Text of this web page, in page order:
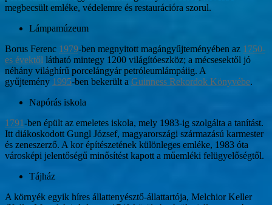
megbecsült emléke, védelemre és restaurációra szorul.
Lámpamúzeum
Borus Ferenc 1979-ben megnyitott magángyűjteményében az 1750-
es évektől látható mintegy 1200 világítóeszköz; a mécsesektől jó
néhány világhírű porcelángyár petróleumlámpáiig. A
gyűjtemény 1995-ben bekerült a Guinness Rekordok Könyvébe.
Napórás iskola
1791-ben épült az emeletes iskola, mely 1983-ig szolgálta a tanítást.
Itt diákoskodott Gungl József, magyarországi származású karmester
és zeneszerző. A kor építészetének különleges emléke, 1983 óta
városképi jelentőségű minősítést kapott a műemléki felügyelőségtől.
Tájház
A környék egyik híres állattenyésztő-állattartója, Melchior Keller